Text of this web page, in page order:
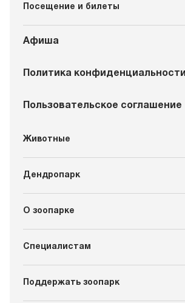
Посещение и билеты
Афиша
Политика конфиденциальности
Пользовательское соглашение
Животные
Дендропарк
О зоопарке
Специалистам
Поддержать зоопарк